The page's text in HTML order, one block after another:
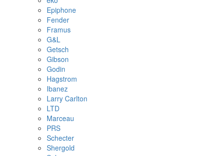
Epiphone
Fender
Framus
G&L
Getsch
Gibson
Godin
Hagstrom
Ibanez
Larry Carlton
LTD
Marceau
PRS
Schecter
Shergold